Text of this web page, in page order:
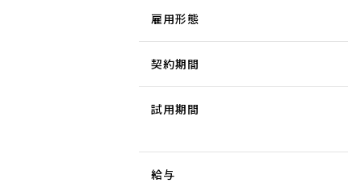
雇用形態
契約期間
試用期間
給与